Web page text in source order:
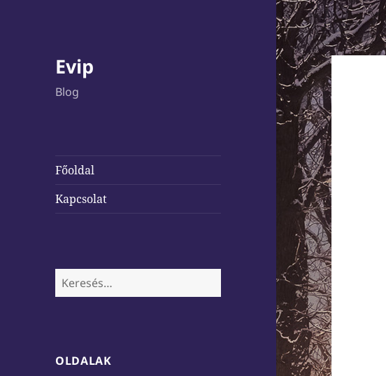
Evip
Blog
Főoldal
Kapcsolat
Keresés:
OLDALAK